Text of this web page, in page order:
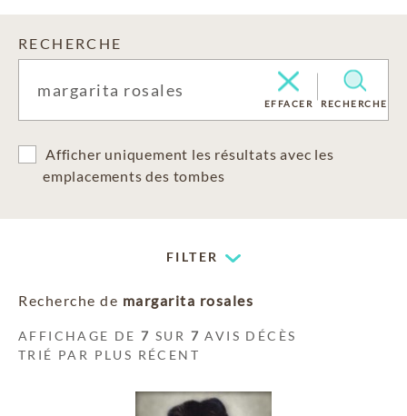
RECHERCHE
EFFACER RECHERCHE
Afficher uniquement les résultats avec les
emplacements des tombes
FILTER
Recherche de margarita rosales
AFFICHAGE DE7 SUR 7 AVIS DÉCÈS
TRIÉ PAR PLUS RÉCENT